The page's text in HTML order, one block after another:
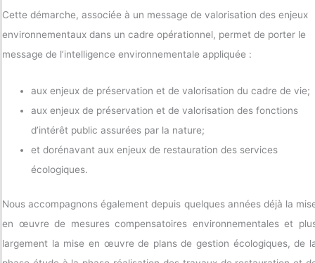
Cette démarche, associée à un message de valorisation des enjeux
environnementaux dans un cadre opérationnel, permet de porter le
message de l’intelligence environnementale appliquée :
aux enjeux de préservation et de valorisation du cadre de vie;
aux enjeux de préservation et de valorisation des fonctions
d’intérêt public assurées par la nature;
et dorénavant aux enjeux de restauration des services
écologiques.
Nous accompagnons également depuis quelques années déjà la
en œuvre de mesures compensatoires environnementales et
largement la mise en œuvre de plans de gestion écologiques, de